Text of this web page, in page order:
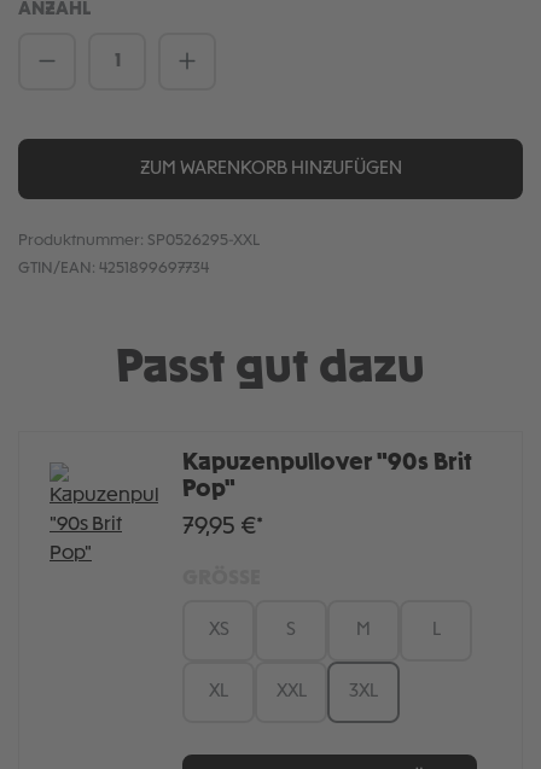
ANZAHL
Produkt Anzahl: Gib den gewünschten
ZUM WARENKORB HINZUFÜGEN
Produktnummer: SP0526295-XXL
GTIN/EAN: 4251899697734
Passt gut dazu
Kapuzenpullover "90s Brit
Pop"
79,95 €*
XS S M L
XL XXL 3XL